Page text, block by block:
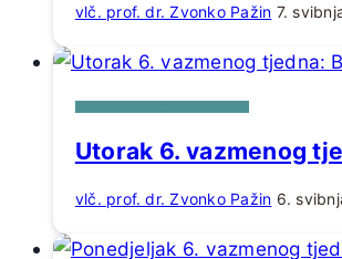
vlč. prof. dr. Zvonko Pažin 7.
Utorak 6. vazmenog
vlč. prof. dr. Zvonko Pažin 6.